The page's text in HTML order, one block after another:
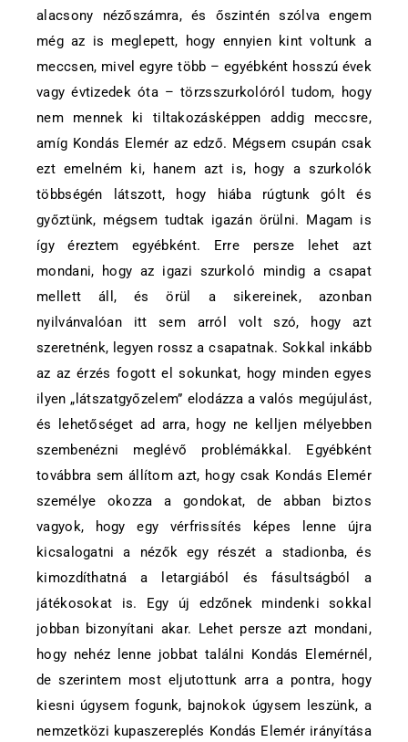
alacsony nézőszámra, és őszintén szólva engem
még az is meglepett, hogy ennyien kint voltunk a
meccsen, mivel egyre több – egyébként hosszú évek
vagy évtizedek óta – törzsszurkolóról tudom, hogy
nem mennek ki tiltakozásképpen addig meccsre,
amíg Kondás Elemér az edző. Mégsem csupán csak
ezt emelném ki, hanem azt is, hogy a szurkolók
többségén látszott, hogy hiába rúgtunk gólt és
győztünk, mégsem tudtak igazán örülni. Magam is
így éreztem egyébként. Erre persze lehet azt
mondani, hogy az igazi szurkoló mindig a csapat
mellett áll, és örül a sikereinek, azonban
nyilvánvalóan itt sem arról volt szó, hogy azt
szeretnénk, legyen rossz a csapatnak. Sokkal inkább
az az érzés fogott el sokunkat, hogy minden egyes
ilyen „látszatgyőzelem” elodázza a valós megújulást,
és lehetőséget ad arra, hogy ne kelljen mélyebben
szembenézni meglévő problémákkal. Egyébként
továbbra sem állítom azt, hogy csak Kondás Elemér
személye okozza a gondokat, de abban biztos
vagyok, hogy egy vérfrissítés képes lenne újra
kicsalogatni a nézők egy részét a stadionba, és
kimozdíthatná a letargiából és fásultságból a
játékosokat is. Egy új edzőnek mindenki sokkal
jobban bizonyítani akar. Lehet persze azt mondani,
hogy nehéz lenne jobbat találni Kondás Elemérnél,
de szerintem most eljutottunk arra a pontra, hogy
kiesni úgysem fogunk, bajnokok úgysem leszünk, a
nemzetközi kupaszereplés Kondás Elemér irányítása